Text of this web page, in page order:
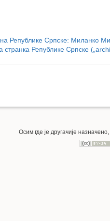
Републике Српске: Миланко
странка Републике Српске
Осим где је другачије